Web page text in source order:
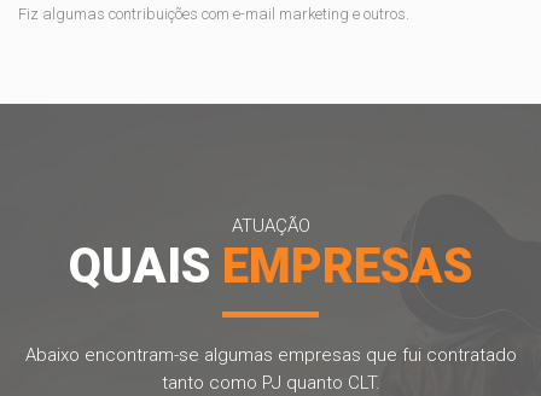
Fiz algumas contribuições com e-mail marketing e outros.
ATUAÇÃO
QUAIS EMPRESAS
Abaixo encontram-se algumas empresas que fui contratado
tanto como PJ quanto CLT.